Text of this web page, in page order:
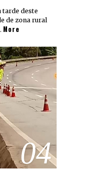
tarde deste
de zona rural
More
04